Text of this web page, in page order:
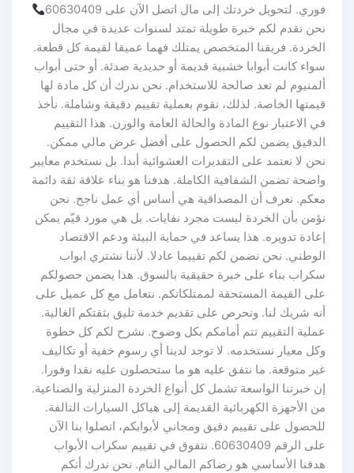
فوري. لتحويل خردتك إلى مال اتصل الآن على 60630409
نحن نقدم لكم خبرة طويلة تمتد لسنوات عديدة في مجال
الخردة. فريقنا المتخصص يمتلك فهما عميقا لقيمة كل قطعة.
سواء كانت أبوابا خشبية قديمة أو حديدية صدئة. أو حتى أبواب
ألمنيوم لم تعد صالحة للاستخدام. نحن ندرك أن كل مادة لها
قيمتها الخاصة. لذلك، نقوم بعملية تقييم دقيقة وشاملة. نأخذ
في الاعتبار نوع المادة والحالة العامة والوزن. هذا التقييم
الدقيق يضمن لكم الحصول على أفضل عرض مالي ممكن.
نحن لا نعتمد على التقديرات العشوائية أبدا. بل نستخدم معايير
واضحة تضمن الشفافية الكاملة. هدفنا هو بناء علاقة ثقة دائمة
معكم. نعرف أن المصداقية هي أساس أي عمل ناجح. نحن
نؤمن بأن الخردة ليست مجرد نفايات. بل هي مورد قيّم يمكن
إعادة تدويره. هذا يساعد في حماية البيئة ودعم الاقتصاد
الوطني. نحن نضمن لكم تقييما عادلا. لأننا نشتري ابواب
سكراب بناء على خبرة حقيقية بالسوق. هذا يضمن حصولكم
على القيمة المستحقة لممتلكاتكم. نتعامل مع كل عميل على
أنه شريك لنا. ونحرص على تقديم خدمة تليق بثقتكم الغالية.
عملية التقييم تتم أمامكم بكل وضوح. نشرح لكم كل خطوة
وكل معيار نستخدمه. لا توجد لدينا أي رسوم خفية أو تكاليف
غير متوقعة. ما نتفق عليه هو ما ستحصلون عليه نقدا وفورا.
إن خبرتنا الواسعة تشمل كل أنواع الخردة المنزلية والصناعية.
من الأجهزة الكهربائية القديمة إلى هياكل السيارات التالفة.
للحصول على تقييم دقيق ومجاني لأبوابكم، اتصلوا بنا الآن
على الرقم 60630409. نتفوق في تقييم سكراب الأبواب
هدفنا الأساسي هو رضاكم المالي التام. نحن ندرك أنكم